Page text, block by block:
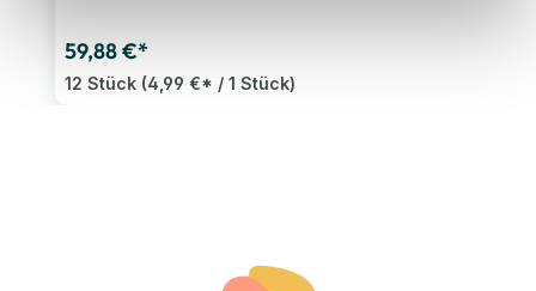
59,88 €*
12 Stück (4,99 €* / 1 Stück)